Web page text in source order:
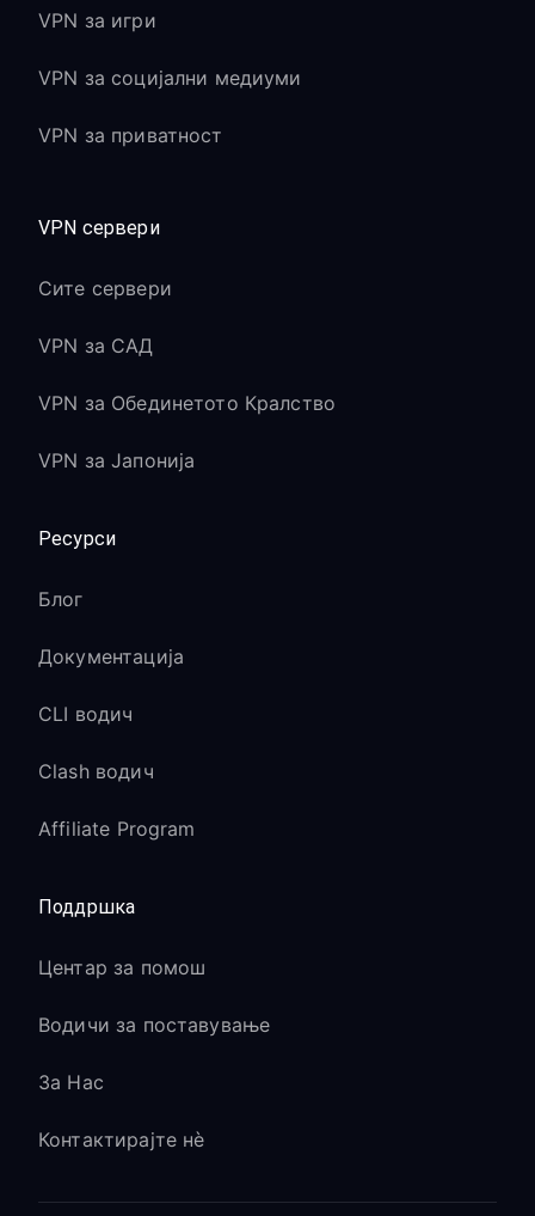
VPN за игри
VPN за социјални медиуми
VPN за приватност
VPN сервери
Сите сервери
VPN за САД
VPN за Обединетото Кралство
VPN за Јапонија
Ресурси
Блог
Документација
CLI водич
Clash водич
Affiliate Program
Поддршка
Центар за помош
Водичи за поставување
За Нас
Контактирајте нè